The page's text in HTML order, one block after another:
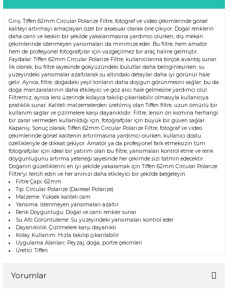
Giriş: Tiffen 62mm Circular Polarize Filtre, fotoğraf ve video çekimlerinde görsel
kaliteyi artırmayı amaçlayan özel bir aksesuar olarak öne çıkıyor. Doğal renklerin
daha canlı ve keskin bir şekilde yakalanmasına yardımcı olurken, dış mekan
çekimlerinde istenmeyen yansımaları da minimize eder. Bu filtre, hem amatör
hem de profesyonel fotoğrafçılar için vazgeçilmez bir araç haline gelmiştir.
Faydalar: Tiffen 62mm Circular Polarize Filtre, kullanıcılarına birçok avantaj sunar.
İlk olarak, bu filtre sayesinde gökyüzündeki bulutlar daha belirginleşirken, su
yüzeyindeki yansımalar azaltılarak su altındaki detaylar daha iyi görünür hale
gelir. Ayrıca, filtre, doğadaki yeşil tonların daha doygun görünmesini sağlar; bu da
doğa manzaralarının daha etkileyici ve göz alıcı hale gelmesine yardımcı olur.
Filtremiz, ayrıca lens üzerinde kolayca takılıp çıkarılabilir olmasıyla kullanıcıya
pratiklik sunar. Kaliteli malzemelerden üretilmiş olan Tiffen filtre, uzun ömürlü bir
kullanım sağlar ve çizilmelere karşı dayanıklıdır. Filtre, lensin ön kısmına herhangi
bir zarar vermeden kullanıldığı için, fotoğrafçılar için büyük bir güven sağlar.
Kapanış: Sonuç olarak, Tiffen 62mm Circular Polarize Filtre, fotoğraf ve video
çekimlerinde görsel kalitenin artırılmasına yardımcı olurken, kullanıcı dostu
özellikleriyle de dikkat çekiyor. Amatör ya da profesyonel fark etmeksizin tüm
fotoğrafçılar için ideal bir yatırım olan bu filtre, yansımaları kontrol etme ve renk
doygunluğunu artırma yeteneği sayesinde her çekimde sizi tatmin edecektir.
Doğanın güzelliklerini en iyi şekilde yakalamak için Tiffen 62mm Circular Polarize
Filtre'yi tercih edin ve her anınızı daha etkileyici bir şekilde belgeleyin.
Filtre Çapı: 62mm
Tip: Circular Polarize (Dairesel Polarize)
Malzeme: Yüksek kaliteli cam
Yansıma: İstenmeyen yansımaları azaltır
Renk Doygunluğu: Doğal ve canlı renkler sunar
Su Altı Görüntüleme: Su yüzeyindeki yansımaları kontrol eder
Dayanıklılık: Çizilmelere karşı dayanıklı
Kolay Kullanım: Hızla takılıp çıkarılabilir
Uygulama Alanları: Peyzaj, doğa, portre çekimleri
Üretici: Tiffen
Yorumlar